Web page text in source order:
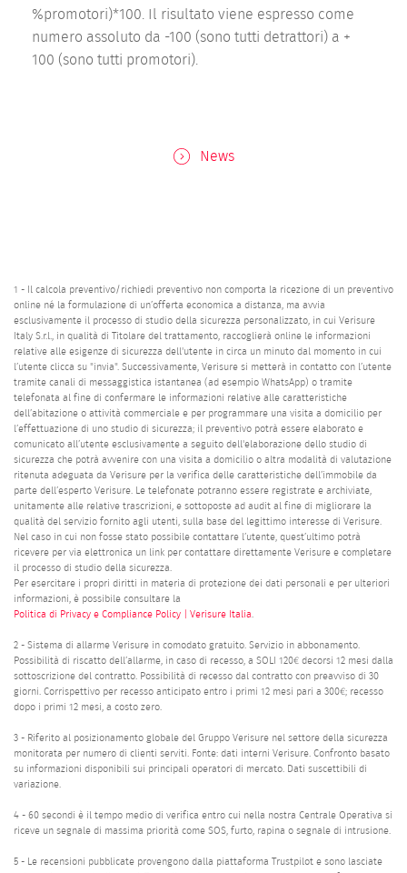
%promotori)*100. Il risultato viene espresso come
numero assoluto da -100 (sono tutti detrattori) a +
100 (sono tutti promotori).
News
1 - Il calcola preventivo/richiedi preventivo non comporta la ricezione di un preventivo
online né la formulazione di un’offerta economica a distanza, ma avvia
esclusivamente il processo di studio della sicurezza personalizzato, in cui Verisure
Italy S.r.l., in qualità di Titolare del trattamento, raccoglierà online le informazioni
relative alle esigenze di sicurezza dell'utente in circa un minuto dal momento in cui
l’utente clicca su "invia". Successivamente, Verisure si metterà in contatto con l’utente
tramite canali di messaggistica istantanea (ad esempio WhatsApp) o tramite
telefonata al fine di confermare le informazioni relative alle caratteristiche
dell’abitazione o attività commerciale e per programmare una visita a domicilio per
l’effettuazione di uno studio di sicurezza; il preventivo potrà essere elaborato e
comunicato all’utente esclusivamente a seguito dell'elaborazione dello studio di
sicurezza che potrà avvenire con una visita a domicilio o altra modalità di valutazione
ritenuta adeguata da Verisure per la verifica delle caratteristiche dell’immobile da
parte dell’esperto Verisure. Le telefonate potranno essere registrate e archiviate,
unitamente alle relative trascrizioni, e sottoposte ad audit al fine di migliorare la
qualità del servizio fornito agli utenti, sulla base del legittimo interesse di Verisure.
Nel caso in cui non fosse stato possibile contattare l’utente, quest’ultimo potrà
ricevere per via elettronica un link per contattare direttamente Verisure e completare
il processo di studio della sicurezza.
Per esercitare i propri diritti in materia di protezione dei dati personali e per ulteriori
informazioni, è possibile consultare la
Politica di Privacy e Compliance Policy | Verisure Italia
2 - Sistema di allarme Verisure in comodato gratuito. Servizio in abbonamento.
Possibilità di riscatto dell’allarme, in caso di recesso, a SOLI 120€ decorsi 12 mesi dalla
sottoscrizione del contratto. Possibilità di recesso dal contratto con preavviso di 30
giorni. Corrispettivo per recesso anticipato entro i primi 12 mesi pari a 300€; recesso
dopo i primi 12 mesi, a costo zero.
3 - Riferito al posizionamento globale del Gruppo Verisure nel settore della sicurezza
monitorata per numero di clienti serviti. Fonte: dati interni Verisure. Confronto basato
su informazioni disponibili sui principali operatori di mercato. Dati suscettibili di
variazione.
4 - 60 secondi è il tempo medio di verifica entro cui nella nostra Centrale Operativa si
riceve un segnale di massima priorità come SOS, furto, rapina o segnale di intrusione.
5 - Le recensioni pubblicate provengono dalla piattaforma Trustpilot e sono lasciate